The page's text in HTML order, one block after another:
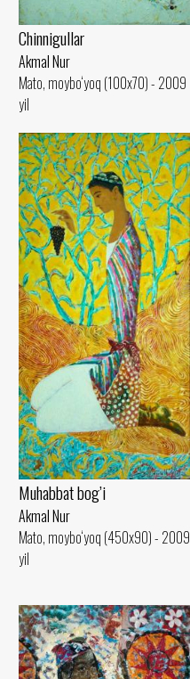
Chinnigullar
Akmal Nur
Mato, moybo‘yoq (100x70) - 2009
yil
Muhabbat bog’i
Akmal Nur
Mato, moybo‘yoq (450x90) - 2009
yil